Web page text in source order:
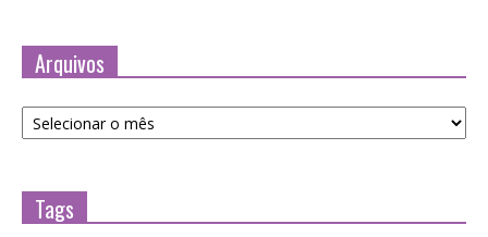
Arquivos
Arquivos
Tags